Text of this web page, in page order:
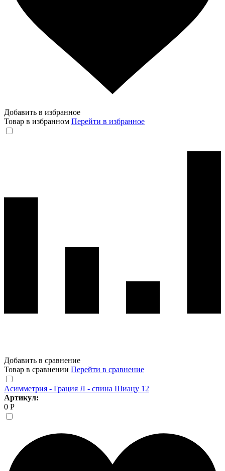
Добавить в избранное
Товар в избранном Перейти в избранное
Добавить в сравнение
Товар в сравнении Перейти в сравнение
Асимметрия - Грация Л - спина Шиацу 12
Артикул:
0 Р